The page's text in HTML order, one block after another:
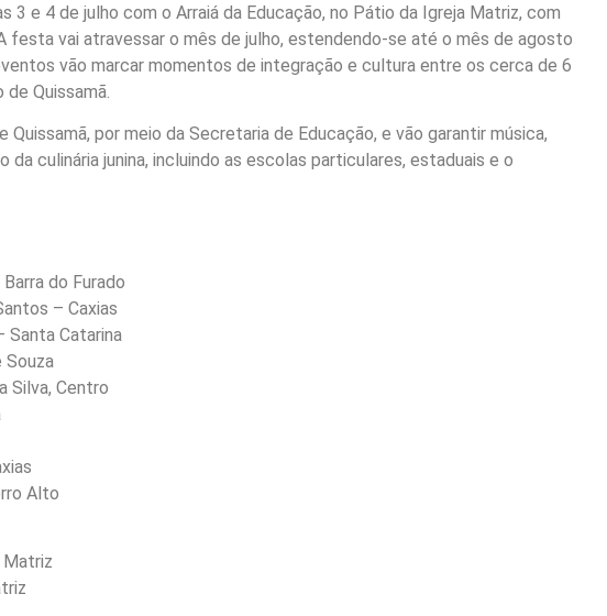
3 e 4 de julho com o Arraiá da Educação, no Pátio da Igreja Matriz, com
festa vai atravessar o mês de julho, estendendo-se até o mês de agosto
vão marcar momentos de integração e cultura entre os cerca de 6
Quissamã.
por meio da Secretaria de Educação, e vão garantir música,
culinária junina, incluindo as escolas particulares, estaduais e o
do Furado
– Caxias
Santa Catarina
Souza
Silva, Centro
Alto
Matriz